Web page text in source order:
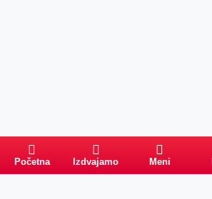
Početna Izdvajamo Meni